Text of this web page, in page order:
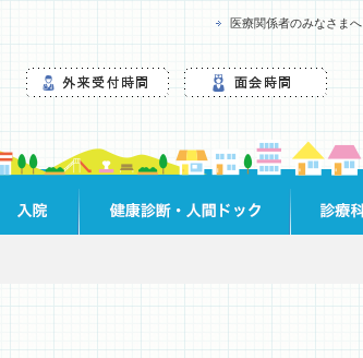
医療関係者のみなさまへ